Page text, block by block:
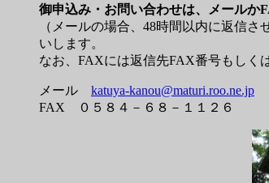
御申込み・お問い合わせは、メールか
（メールの場合、48時間以内に返信
いします。
なお、FAXには返信先FAX番号もしく
メール katuya-kanou@maturi.roo.ne.jp
FAX ０５８４－６８－１１２６